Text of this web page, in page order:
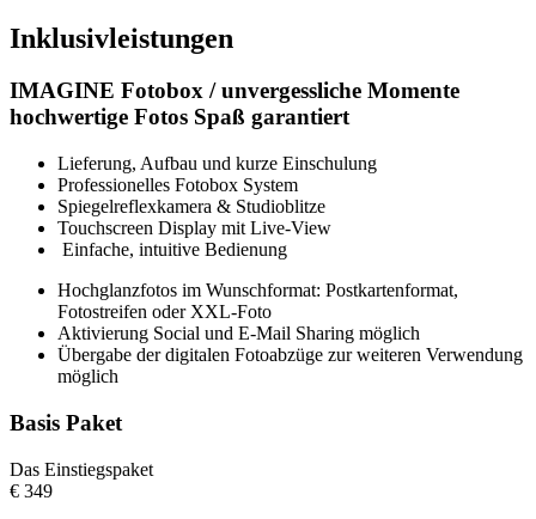
Inklusivleistungen
IMAGINE Fotobox / unvergessliche Momente
hochwertige Fotos Spaß garantiert
Lieferung, Aufbau und kurze Einschulung
Professionelles Fotobox System
Spiegelreflexkamera & Studioblitze
Touchscreen Display mit Live-View
Einfache, intuitive Bedienung
Hochglanzfotos im Wunschformat: Postkartenformat,
Fotostreifen oder XXL-Foto
Aktivierung Social und E-Mail Sharing möglich
Übergabe der digitalen Fotoabzüge zur weiteren Verwendung
möglich
Basis Paket
Das Einstiegspaket
€ 349